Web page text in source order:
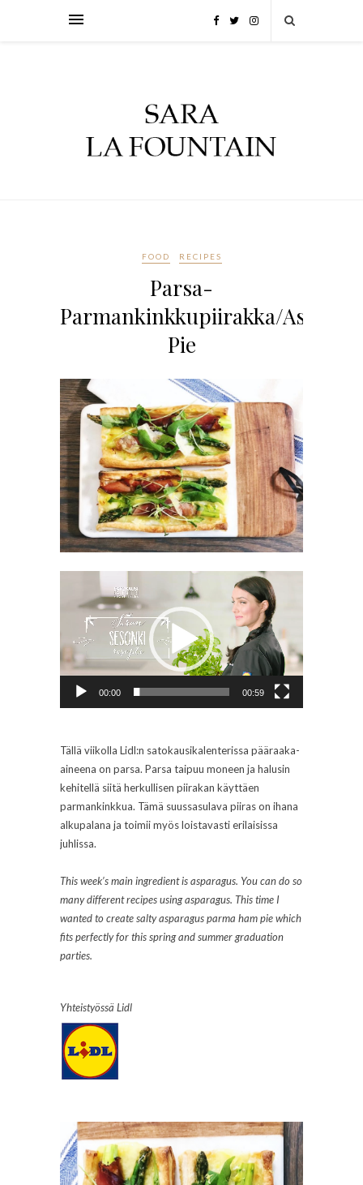
FOOD RECIPES
Parsa-
Parmankinkkupiirakka/
Pie
00:00 00:59
Tällä viikolla Lidl:n satokausikalenterissa pääraaka-
aineena on parsa. Parsa taipuu moneen ja halusin
kehitellä siitä herkullisen piirakan käyttäen
parmankinkkua. Tämä suussasulava piiras on ihana
alkupalana ja toimii myös loistavasti erilaisissa
juhlissa.
This week’s main ingredient is asparagus. You can do so
many different recipes using asparagus. This time I
wanted to create salty asparagus parma ham pie which
fits perfectly for this spring and summer graduation
parties.
Yhteistyössä Lidl